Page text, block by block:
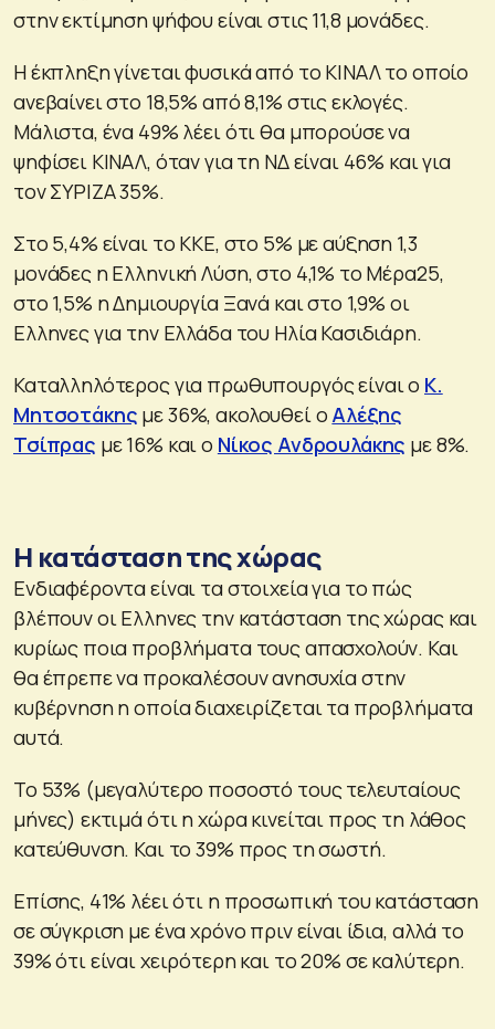
στην εκτίμηση ψήφου είναι στις 11,8 μονάδες.
Η έκπληξη γίνεται φυσικά από το ΚΙΝΑΛ το οποίο
ανεβαίνει στο 18,5% από 8,1% στις εκλογές.
Μάλιστα, ένα 49% λέει ότι θα μπορούσε να
ψηφίσει ΚΙΝΑΛ, όταν για τη ΝΔ είναι 46% και για
τον ΣΥΡΙΖΑ 35%.
Στο 5,4% είναι το ΚΚΕ, στο 5% με αύξηση 1,3
μονάδες η Ελληνική Λύση, στο 4,1% το Μέρα25,
στο 1,5% η Δημιουργία Ξανά και στο 1,9% οι
Ελληνες για την Ελλάδα του Ηλία Κασιδιάρη.
Καταλληλότερος για πρωθυπουργός είναι ο Κ.
Μητσοτάκης με 36%, ακολουθεί ο Αλέξης
Τσίπρας με 16% και ο Νίκος Ανδρουλάκης με 8%.
Η κατάσταση της χώρας
Ενδιαφέροντα είναι τα στοιχεία για το πώς
βλέπουν οι Ελληνες την κατάσταση της χώρας και
κυρίως ποια προβλήματα τους απασχολούν. Και
θα έπρεπε να προκαλέσουν ανησυχία στην
κυβέρνηση η οποία διαχειρίζεται τα προβλήματα
αυτά.
Το 53% (μεγαλύτερο ποσοστό τους τελευταίους
μήνες) εκτιμά ότι η χώρα κινείται προς τη λάθος
κατεύθυνση. Και το 39% προς τη σωστή.
Επίσης, 41% λέει ότι η προσωπική του κατάσταση
σε σύγκριση με ένα χρόνο πριν είναι ίδια, αλλά το
39% ότι είναι χειρότερη και το 20% σε καλύτερη.